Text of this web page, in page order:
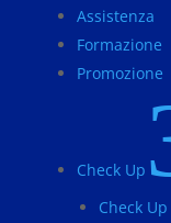
Assistenza
Formazione
Promozione
Check Up
Check